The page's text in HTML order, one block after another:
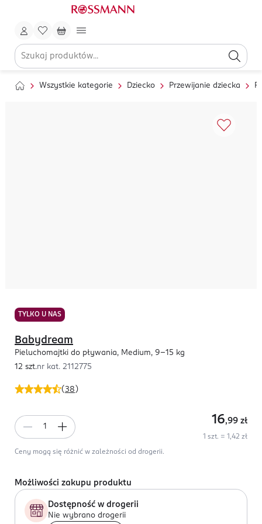
Wszystkie kategorie Dziecko Przewijanie dziecka
TYLKO U NAS
(38 )
Babydream
Pieluchomajtki do pływania, Medium, 9-15 kg
12 szt.nr kat. 2112775
16,99 zł
1 szt. = 1,42 zł
Ceny mogą się różnić w zależności od drogerii.
Możliwości zakupu produktu
Dostępność w drogerii
Nie wybrano drogerii